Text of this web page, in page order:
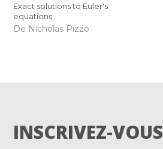
Exact solutions to Euler's
equations
De Nicholas Pizzo
INSCRIVEZ-VOUS